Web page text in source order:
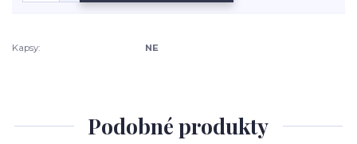
Kapsy: NE
Podobné produkty